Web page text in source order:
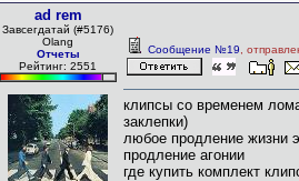
ad rem
Завсегдатай (#5176)
Olang
Отчеты
Рейтинг: 2551
Сообщение №19 ,
клипсы со временем
заклепки)
любое продление жизни
продление агонии
где купить комплект